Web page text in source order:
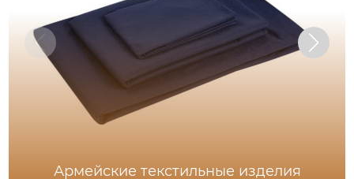
Армейские текстильные изделия